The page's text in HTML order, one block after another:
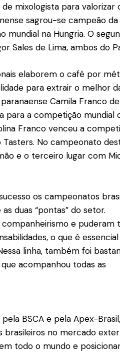
mixologista para valorizar
sagrou-se campeão da
na Hungria. O
Sales de Lima, ambos do
elaborem o café por
para extrair o melhor
Camila Franco de
para a competição mundial
Franco venceu a
No campeonato
e o terceiro lugar com
os campeonatos
duas “pontas” do setor.
e puderam
o que é
linha, também foi
acompanhou todas as
BSCA e pela Apex-
no mercado
todo o mundo e